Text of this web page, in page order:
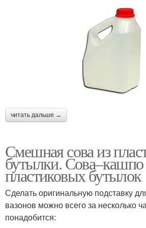
читать дальше →
Смешная сова из
бутылки. Сова–кашпо
пластиковых бутылок
Сделать оригинальную подставку
вазонов можно всего за несколько
понадобится: